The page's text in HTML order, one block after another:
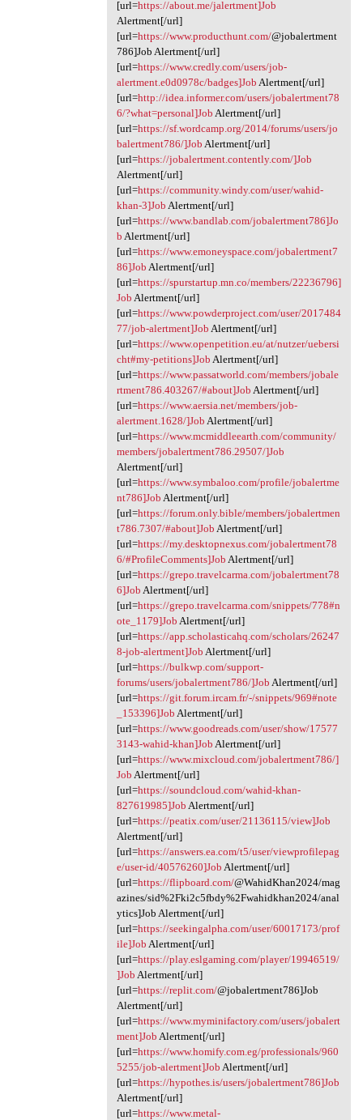
[url=https://about.me/jalertment]Job
Alertment[/url]
[url=https://www.producthunt.com/@jobalertment
786]Job Alertment[/url]
[url=https://www.credly.com/users/job-
alertment.e0d0978c/badges]Job Alertment[/url]
[url=http://idea.informer.com/users/jobalertment78
6/?what=personal]Job Alertment[/url]
[url=https://sf.wordcamp.org/2014/forums/users/jo
balertment786/]Job Alertment[/url]
[url=https://jobalertment.contently.com/]Job
Alertment[/url]
[url=https://community.windy.com/user/wahid-
khan-3]Job Alertment[/url]
[url=https://www.bandlab.com/jobalertment786]Jo
b Alertment[/url]
[url=https://www.emoneyspace.com/jobalertment7
86]Job Alertment[/url]
[url=https://spurstartup.mn.co/members/22236796]
Job Alertment[/url]
[url=https://www.powderproject.com/user/2017484
77/job-alertment]Job Alertment[/url]
[url=https://www.openpetition.eu/at/nutzer/uebersi
cht#my-petitions]Job Alertment[/url]
[url=https://www.passatworld.com/members/jobale
rtment786.403267/#about]Job Alertment[/url]
[url=https://www.aersia.net/members/job-
alertment.1628/]Job Alertment[/url]
[url=https://www.mcmiddleearth.com/community/
members/jobalertment786.29507/]Job
Alertment[/url]
[url=https://www.symbaloo.com/profile/jobalertme
nt786]Job Alertment[/url]
[url=https://forum.only.bible/members/jobalertmen
t786.7307/#about]Job Alertment[/url]
[url=https://my.desktopnexus.com/jobalertment78
6/#ProfileComments]Job Alertment[/url]
[url=https://grepo.travelcarma.com/jobalertment78
6]Job Alertment[/url]
[url=https://grepo.travelcarma.com/snippets/778#n
ote_1179]Job Alertment[/url]
[url=https://app.scholasticahq.com/scholars/26247
8-job-alertment]Job Alertment[/url]
[url=https://bulkwp.com/support-
forums/users/jobalertment786/]Job Alertment[/url]
[url=https://git.forum.ircam.fr/-/snippets/969#note
_153396]Job Alertment[/url]
[url=https://www.goodreads.com/user/show/17577
3143-wahid-khan]Job Alertment[/url]
[url=https://www.mixcloud.com/jobalertment786/]
Job Alertment[/url]
[url=https://soundcloud.com/wahid-khan-
827619985]Job Alertment[/url]
[url=https://peatix.com/user/21136115/view]Job
Alertment[/url]
[url=https://answers.ea.com/t5/user/viewprofilepag
e/user-id/40576260]Job Alertment[/url]
[url=https://flipboard.com/@WahidKhan2024/mag
azines/sid%2Fki2c5fbdy%2Fwahidkhan2024/anal
ytics]Job Alertment[/url]
[url=https://seekingalpha.com/user/60017173/prof
ile]Job Alertment[/url]
[url=https://play.eslgaming.com/player/19946519/
]Job Alertment[/url]
[url=https://replit.com/@jobalertment786]Job
Alertment[/url]
[url=https://www.myminifactory.com/users/jobalert
ment]Job Alertment[/url]
[url=https://www.homify.com.eg/professionals/960
5255/job-alertment]Job Alertment[/url]
[url=https://hypothes.is/users/jobalertment786]Job
Alertment[/url]
[url=https://www.metal-